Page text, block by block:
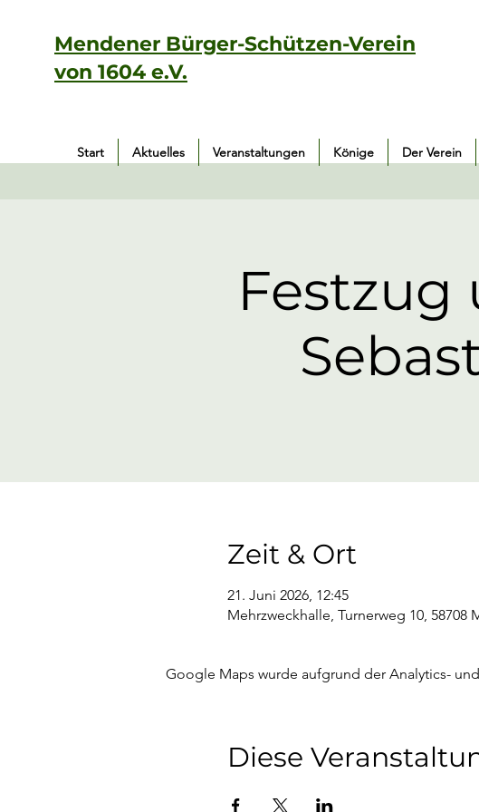
Mendener Bürger-Schützen-Verein
von 1604 e.V.
Start Aktuelles Veranstaltungen Könige Der Verein
Festzug
Zeit & Ort
21. Juni 2026, 12:45
Mehrzweckhalle, Turnerweg 10, 58708
Google Maps wurde aufgrund der Analytics-
Diese